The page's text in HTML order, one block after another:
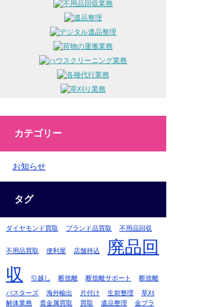
カテゴリー
お知らせ
タグ
ダイヤモンド買取 ブランド品買取 不用品回収
不用品買取 便利屋 店舗持込
廃品回
収
引越し 断捨離 断捨離サポート 断捨離
バスターズ 海外輸出 片付け 生前整理
草刈
解体業務
貴金属買取 買取 遺品整理
金プラ